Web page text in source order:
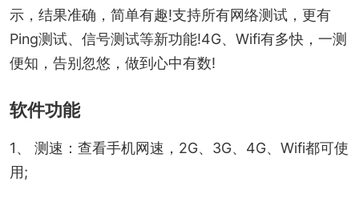
示，结果准确，简单有趣!支持所有网络测试，更有
Ping测试、信号测试等新功能!4G、Wifi有多快，一测
便知，告别忽悠，做到心中有数!
软件功能
1、 测速：查看手机网速，2G、3G、4G、Wifi都可使
用;